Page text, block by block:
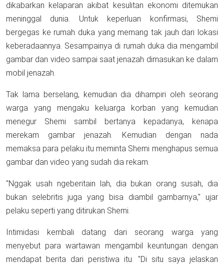
dikabarkan kelaparan akibat kesulitan ekonomi ditemukan
meninggal dunia. Untuk keperluan konfirmasi, Shemi
bergegas ke rumah duka yang memang tak jauh dari lokasi
keberadaannya. Sesampainya di rumah duka dia mengambil
gambar dan video sampai saat jenazah dimasukan ke dalam
mobil jenazah.
Tak lama berselang, kemudian dia dihampiri oleh seorang
warga yang mengaku keluarga korban yang kemudian
menegur Shemi sambil bertanya kepadanya, kenapa
merekam gambar jenazah. Kemudian dengan nada
memaksa para pelaku itu meminta Shemi menghapus semua
gambar dan video yang sudah dia rekam.
"Nggak usah ngeberitain lah, dia bukan orang susah, dia
bukan selebritis juga yang bisa diambil gambarnya," ujar
pelaku seperti yang ditirukan Shemi.
Intimidasi kembali datang dari seorang warga yang
menyebut para wartawan mengambil keuntungan dengan
mendapat berita dari peristiwa itu. "Di situ saya jelaskan